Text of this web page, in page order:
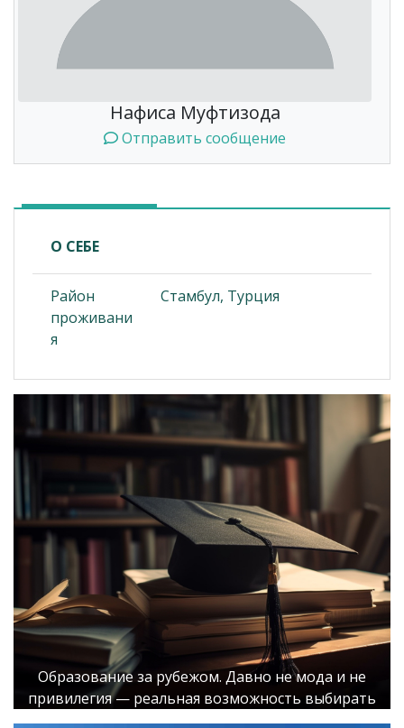
Нафиса Муфтизода
Отправить сообщение
О СЕБЕ
Район
проживани
я
Стамбул, Турция
Образование за рубежом. Давно не мода и не
привилегия — реальная возможность выбирать